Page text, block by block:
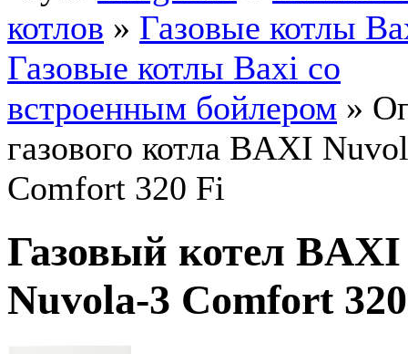
котлов » Газовые котлы
Газовые котлы Baxi со
встроенным бойлером »
газового котла BAXI
Comfort 320 Fi
Газовый котел BAXI
Nuvola-3 Comfort